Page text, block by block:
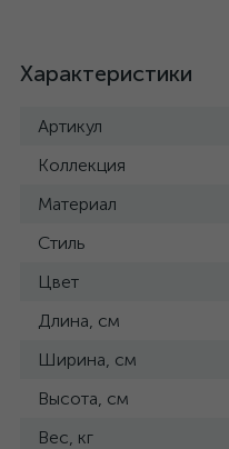
Характеристики
Артикул
Коллекция
Материал
Стиль
Цвет
Длина, см
Ширина, см
Высота, см
Вес, кг